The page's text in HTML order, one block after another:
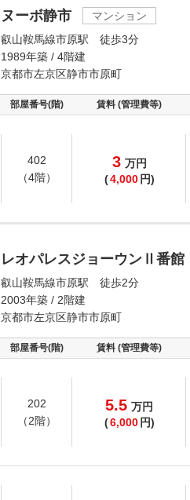
ヌーボ静市
マンション
叡山鞍馬線市原駅 徒歩3分
1989年築 / 4階建
京都市左京区静市市原町
部屋番号(階) 賃料 (管理費等)
402
（4階）
3 万円
(4,000 円)
レオパレスジョーウンⅡ番館
叡山鞍馬線市原駅 徒歩2分
2003年築 / 2階建
京都市左京区静市市原町
部屋番号(階) 賃料 (管理費等)
202
（2階）
5.5 万円
(6,000 円)